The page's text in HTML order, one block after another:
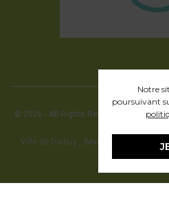
© 2026 - All Rights Reserved - Office
Ville de Durbuy , développement web
Notre
poursuivant